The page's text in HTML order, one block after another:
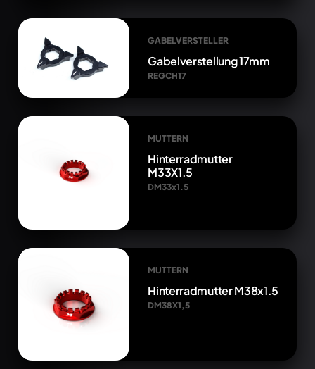
GABELVERSTELLER
Gabelverstellung 17mm
REGCH17
MUTTERN
Hinterradmutter
M33X1.5
DM33x1.5
MUTTERN
Hinterradmutter M38x1.5
DM38X1,5